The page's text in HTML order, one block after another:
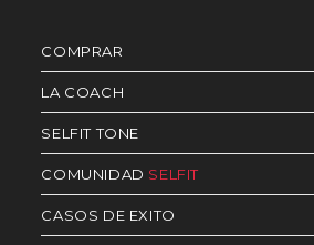
COMPRAR
LA COACH
SELFIT TONE
COMUNIDAD SELFIT
CASOS DE EXITO